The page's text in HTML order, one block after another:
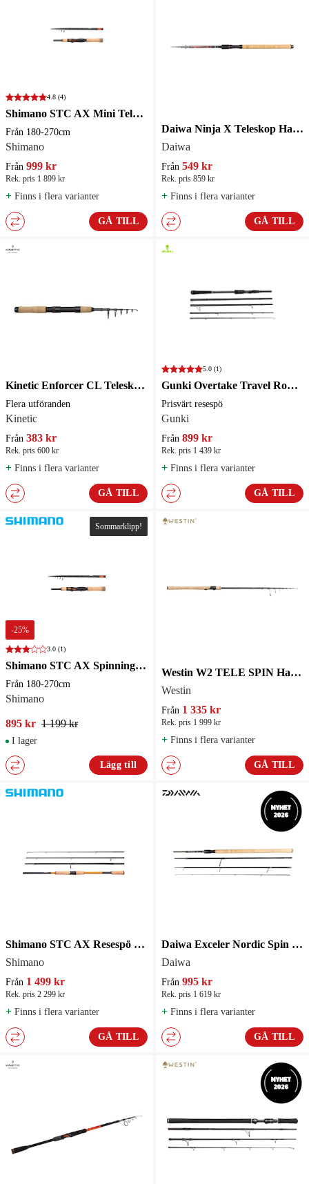
4.8 (4)
Shimano STC AX Mini Teleskopspö
Från 180-270cm
Shimano
Från 999 kr
Rek. pris 1 899 kr
+ Finns i flera varianter
GÅ TILL
Daiwa Ninja X Teleskop Haspelspö
Daiwa
Från 549 kr
Rek. pris 859 kr
+ Finns i flera varianter
GÅ TILL
Kinetic Enforcer CL Teleskopspö
Flera utföranden
Kinetic
Från 383 kr
Rek. pris 600 kr
+ Finns i flera varianter
GÅ TILL
5.0 (1)
Gunki Overtake Travel Rod ED-S Haspelspö
Prisvärt resespö
Gunki
Från 899 kr
Rek. pris 1 439 kr
+ Finns i flera varianter
GÅ TILL
Sommarklipp!
-25%
3.0 (1)
Shimano STC AX Spinning Mini Tele MF 1,80m 7-21g 10pc
Från 180-270cm
Shimano
895 kr 1 199 kr
I lager
Lägg till
Westin W2 TELE SPIN Haspelspö
Westin
Från 1 335 kr
Rek. pris 1 999 kr
+ Finns i flera varianter
GÅ TILL
Shimano STC AX Resespö 4 och 5-delat
Shimano
Från 1 499 kr
Rek. pris 2 299 kr
+ Finns i flera varianter
GÅ TILL
Daiwa Exceler Nordic Spin 4-delat
Daiwa
Från 995 kr
Rek. pris 1 619 kr
+ Finns i flera varianter
GÅ TILL